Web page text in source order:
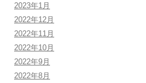
2023年1月
2022年12月
2022年11月
2022年10月
2022年9月
2022年8月